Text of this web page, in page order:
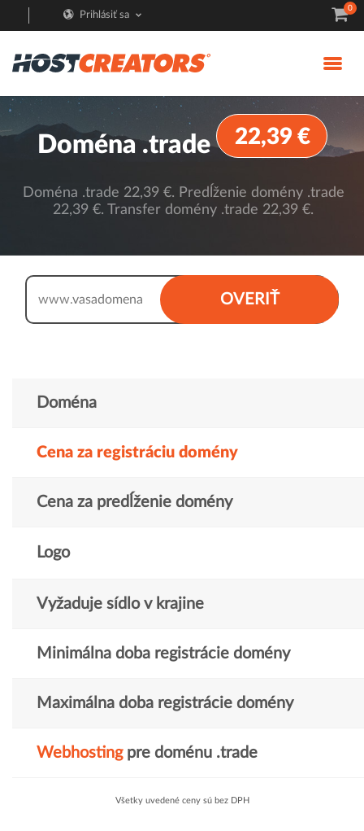
Prihlásiť sa
0
Doména .trade 22,39 €
Doména .trade 22,39 €. Predĺženie domény .trade
22,39 €. Transfer domény .trade 22,39 €.
OVERIŤ
www.
Doména
Cena za registráciu domény
Cena za predĺženie domény
Logo
Vyžaduje sídlo v krajine
Minimálna doba registrácie domény
Maximálna doba registrácie domény
Webhostingpre doménu .trade
Všetky uvedené ceny sú bez DPH